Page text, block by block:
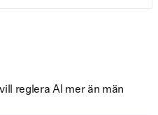
reglera AI mer än män